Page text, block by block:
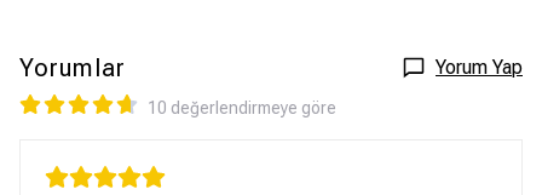
Yorumlar Yorum Yap
10 değerlendirmeye göre